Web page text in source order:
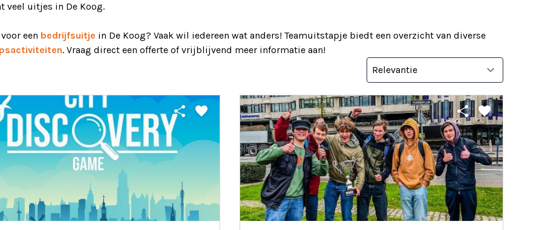
veel uitjes in De Koog.
een bedrijfsuitje in De Koog? Vaak wil iedereen wat anders! Teamuitstapje biedt een overzicht van diverse
. Vraag direct een offerte of vrijblijvend meer informatie aan!
share favorite share favorite